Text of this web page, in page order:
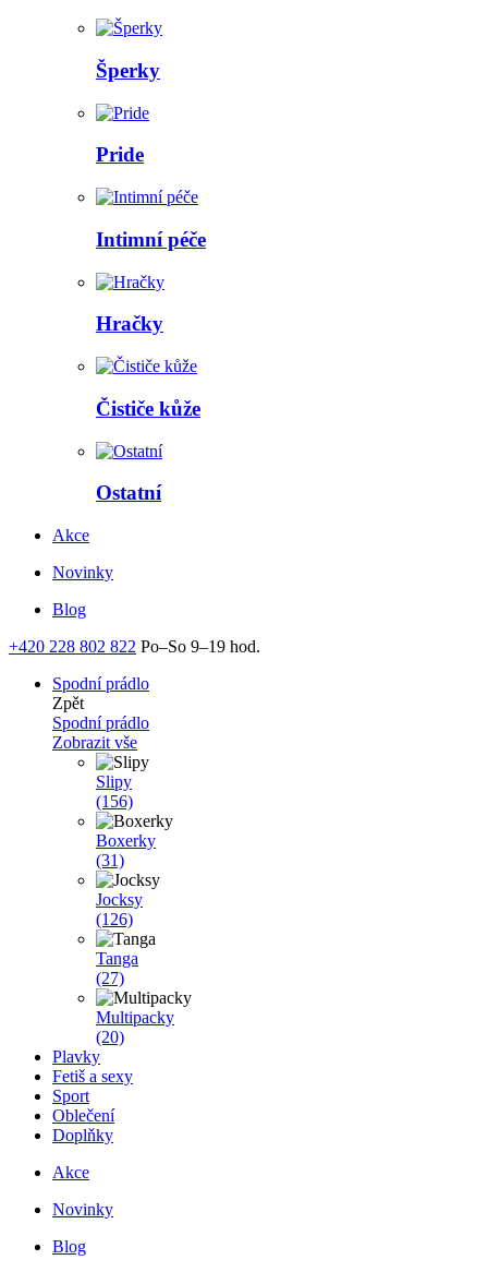
Šperky
Pride
Intimní péče
Hračky
Čističe kůže
Ostatní
Akce
Novinky
Blog
+420 228 802 822 Po–So 9–19 hod.
Spodní prádlo
Zpět
Spodní prádlo
Zobrazit vše
Slipy
(156)
Boxerky
(31)
Jocksy
(126)
Tanga
(27)
Multipacky
(20)
Plavky
Fetiš a sexy
Sport
Oblečení
Doplňky
Akce
Novinky
Blog